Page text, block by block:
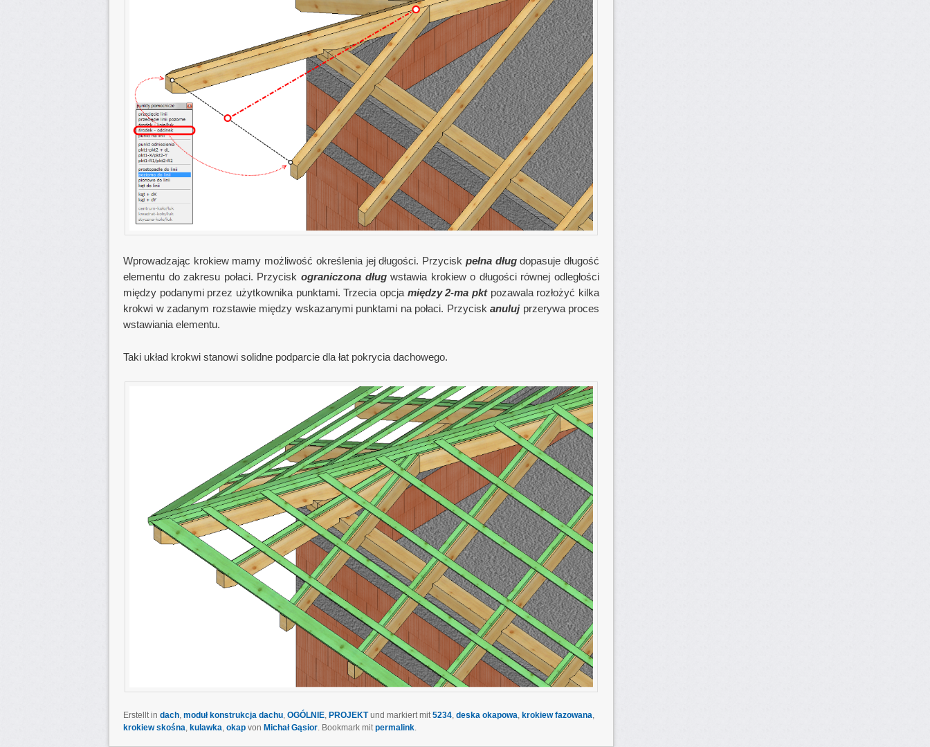
Wprowadzając krokiew mamy możliwość określenia jej długości. Przycisk pełna długdopasuje długość
elementu do zakresu połaci. Przycisk ograniczona długwstawia krokiew o długości równej odległości
między podanymi przez użytkownika punktami. Trzecia opcja między 2-ma pktpozawala rozłożyć kilka
krokwi w zadanym rozstawie między wskazanymi punktami na połaci. Przycisk anulujprzerywa proces
wstawiania elementu.
Taki układ krokwi stanowi solidne podparcie dla łat pokrycia dachowego.
Erstellt in dach, moduł konstrukcja dachu, OGÓLNIE, PROJEKTund markiert mit5234, deska okapowa, krokiew fazowana,
krokiew skośna, kulawka, okap von Michał Gąsior. Bookmark mitpermalink.